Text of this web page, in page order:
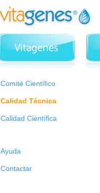
Comité Científico
Calidad Técnica
Calidad Científica
Ayuda
Contactar